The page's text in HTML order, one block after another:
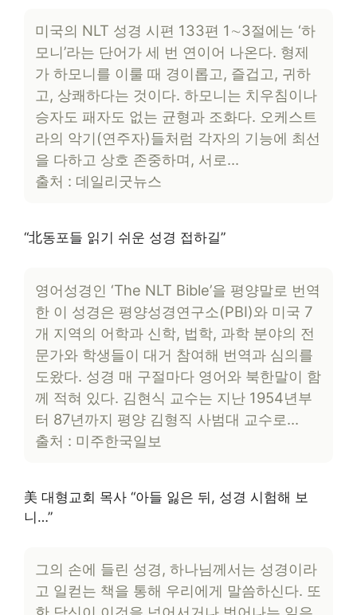
미국의 NLT 성경 시편 133편 1∼3절에는 ‘하
모니’라는 단어가 세 번 연이어 나온다. 형제
가 하모니를 이룰 때 경이롭고, 즐겁고, 귀하
고, 상쾌하다는 것이다. 하모니는 치우침이나
승자도 패자도 없는 균형과 조화다. 오케스트
라의 악기(연주자)들처럼 각자의 기능에 최선
을 다하고 상호 존중하며, 서로…
출처 : 데일리굿뉴스
“北동포들 읽기 쉬운 성경 접하길”
영어성경인 ‘The NLT Bible’을 평양말로 번역
한 이 성경은 평양성경연구소(PBI)와 미국 7
개 지역의 어학과 신학, 법학, 과학 분야의 전
문가와 학생들이 대거 참여해 번역과 심의를
도왔다. 성경 매 구절마다 영어와 북한말이 함
께 적혀 있다. 김현식 교수는 지난 1954년부
터 87년까지 평양 김형직 사범대 교수로…
출처 : 미주한국일보
美 대형교회 목사 “아들 잃은 뒤, 성경 시험해 보
니…”
그의 손에 들린 성경, 하나님께서는 성경이라
고 일컫는 책을 통해 우리에게 말씀하신다. 또